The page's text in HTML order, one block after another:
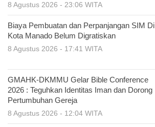
8 Agustus 2026 - 23:06 WITA
Biaya Pembuatan dan Perpanjangan SIM Di
Kota Manado Belum Digratiskan
8 Agustus 2026 - 17:41 WITA
GMAHK-DKMMU Gelar Bible Conference
2026 : Teguhkan Identitas Iman dan Dorong
Pertumbuhan Gereja
8 Agustus 2026 - 12:04 WITA